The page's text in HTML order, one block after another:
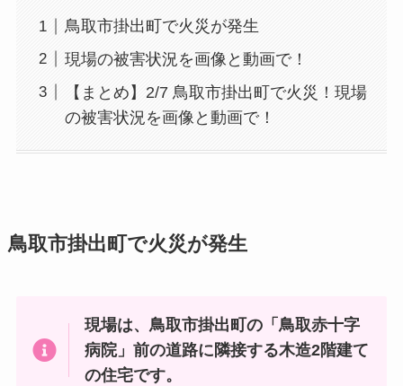
鳥取市掛出町で火災が発生
現場の被害状況を画像と動画で！
【まとめ】2/7 鳥取市掛出町で火災！現場
の被害状況を画像と動画で！
鳥取市掛出町で火災が発生
現場は、鳥取市掛出町の「鳥取赤十字
病院」前の道路に隣接する木造2階建て
の住宅です。